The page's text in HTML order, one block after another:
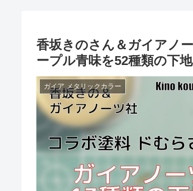
香坂きのさん＆ガイアノ
ープル青味を52種類の下
ガイア メタリックカラー